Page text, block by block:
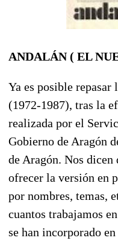
ANDALÁN ( EL
Ya es posible repasar
(1972-1987), tras la
realizada por el
Gobierno de Aragón
de Aragón. Nos dicen
ofrecer la versión en
por nombres, temas,
cuantos trabajamos
se han incorporado en